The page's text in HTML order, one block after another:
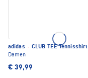
adidas · CLUB TEE Tennisshirt
Damen
€ 39,99